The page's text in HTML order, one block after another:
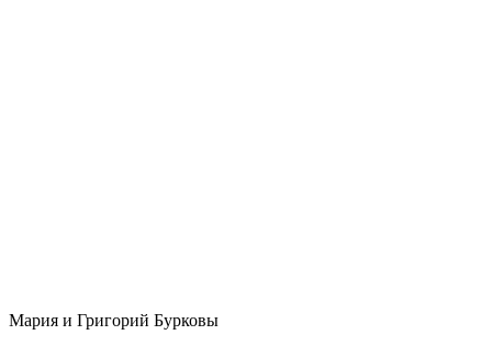
Мария и Григорий Бурковы